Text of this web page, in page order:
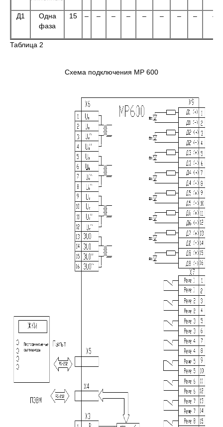
Д1
Одна
фаза
15 – – – – – – – – –
Таблица 2
Схема подключения МР 600